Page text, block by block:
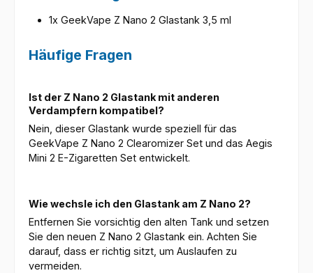
1x GeekVape Z Nano 2 Glastank 3,5 ml
Häufige Fragen
Ist der Z Nano 2 Glastank mit anderen
Verdampfern kompatibel?
Nein, dieser Glastank wurde speziell für das
GeekVape Z Nano 2 Clearomizer Set und das Aegis
Mini 2 E-Zigaretten Set entwickelt.
Wie wechsle ich den Glastank am Z Nano 2?
Entfernen Sie vorsichtig den alten Tank und setzen
Sie den neuen Z Nano 2 Glastank ein. Achten Sie
darauf, dass er richtig sitzt, um Auslaufen zu
vermeiden.